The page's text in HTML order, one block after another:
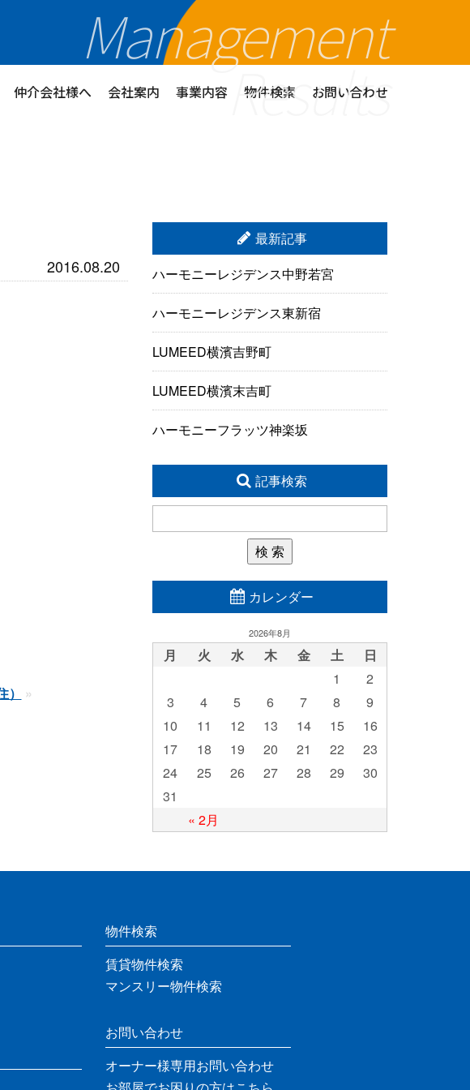
仲介会社様へ 会社案内 事業内容 物件検索 お問い合わせ
Management
Results
2016.08.20
»
最新記事
ハーモニーレジデンス中野若宮
ハーモニーレジデンス東新宿
LUMEED横濱吉野町
LUMEED横濱末吉町
ハーモニーフラッツ神楽坂
記事検索
カレンダー
2026年8月
月 火 水 木 金 土 日
« 2月
1
2
3
4 5 6 7 8
9
10
11 12 13 14 15
16
17
18 19 20 21 22
23
24
25 26 27 28 29
30
31
物件検索
賃貸物件検索
マンスリー物件検索
お問い合わせ
オーナー様専用お問い合わせ